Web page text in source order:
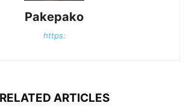
Pakepako
https:
RELATED ARTICLES